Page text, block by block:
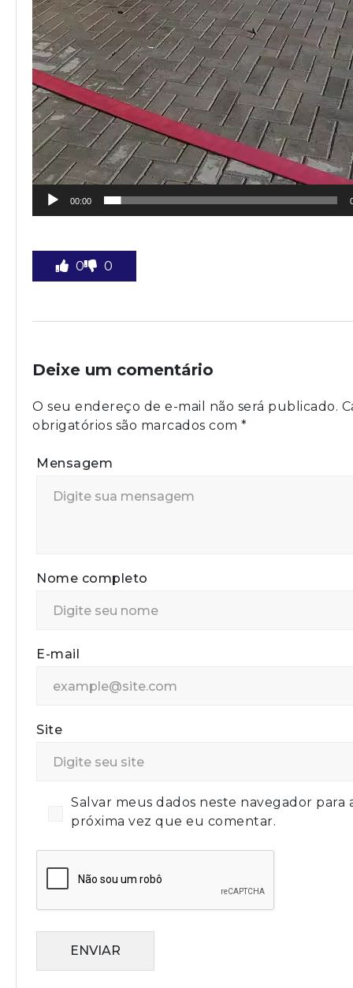
00:00
0 0
Deixe um comentário
O seu endereço de e-mail não será publicado.
obrigatórios são marcados com *
Mensagem
Nome completo
E-mail
Site
Salvar meus dados neste navegador para
próxima vez que eu comentar.
ENVIAR